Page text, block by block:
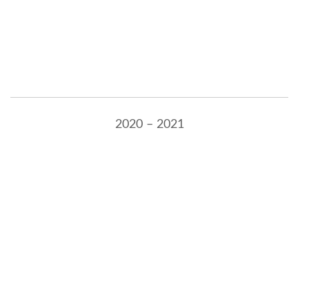
2020 – 2021